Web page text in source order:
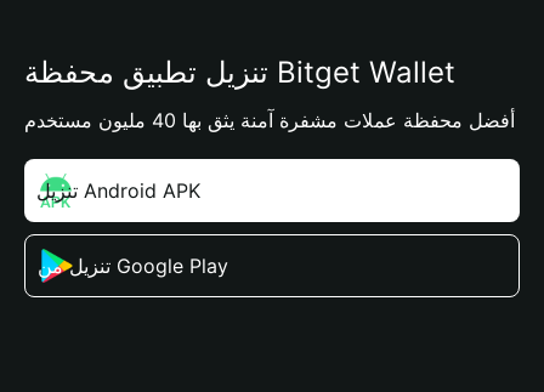
تنزيل تطبيق محفظة Bitget Wallet
أفضل محفظة عملات مشفرة آمنة يثق بها 40 مليون مستخدم
تنزيل Android APK
تنزيل من Google Play